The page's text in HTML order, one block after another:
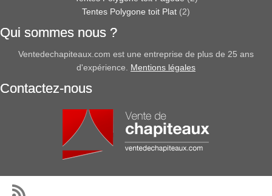
Tentes Polygone toit Plat (2)
Qui sommes nous ?
Ventedechapiteaux.com est une entreprise de plus de 25 ans
d'expérience. Mentions légales
Contactez-nous